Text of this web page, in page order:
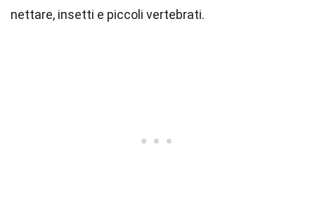
nettare, insetti e piccoli vertebrati.